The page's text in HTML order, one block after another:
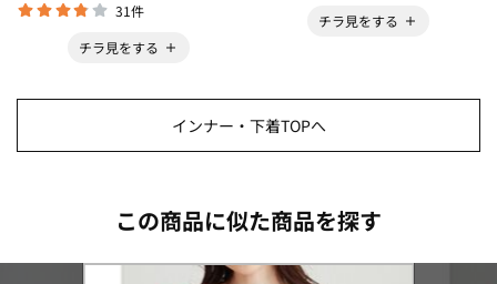
31件
チラ見をする
チラ見をする
インナー・下着TOPへ
この商品に似た商品を探す